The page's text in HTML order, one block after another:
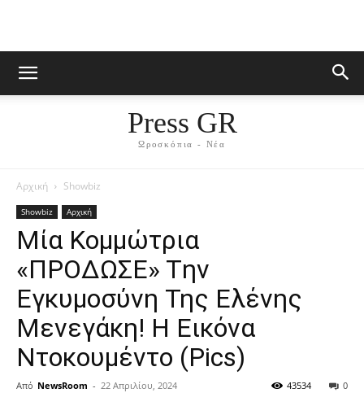
Press GR
Ωροσκόπια - Νέα
Αρχική Showbiz
Showbiz Αρχική
Mία Koμμώτρια
«ΠPOΔΩΣE» Tην
Εγκυμοσύvη Της Ελένης
Μεvεγάκη! Η Eικόvα
Nτοκoυμέvτο (Ρics)
Από NewsRoom - 22 Απριλίου, 2024 0
43534